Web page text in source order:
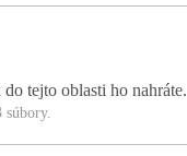
tejto oblasti ho nahráte.
súbory.